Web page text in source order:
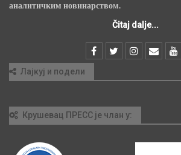
аналитичким новинарством.
Čitaj dalje...
Лајкуј и подели
Крушевац ПРЕСС је члан у: